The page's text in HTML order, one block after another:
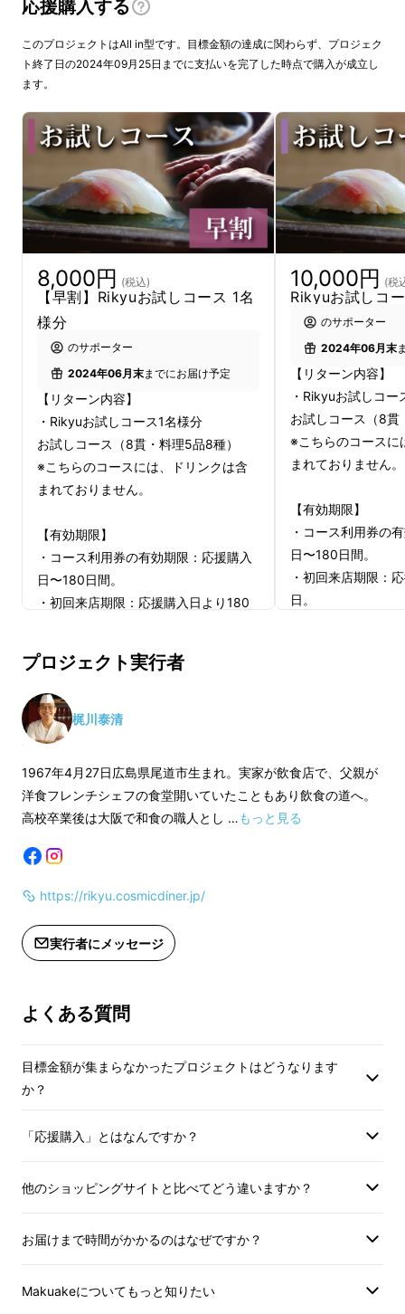
ブの特別コースを会員権付きでご用意 いたしま
40年料理人を務めてきた大将が、全国から旬
の鮮魚を厳選し、旨味を極限まで引き出した熟
成鮨は、初めての方はもちろん、四季で変わる
コース内容は毎回新鮮な気持ちで満足していた
だけると、常連のお客様にもご評判いただいて
おります。
完全予約制のコースのみとなっており、「他で
は食べられないお寿司の体験をしてほしい」と
いう大将の想いから、シャンパン・ワインにも
合う特別なコースに仕上げました。
熟成鮨を堪能するならこちらのコース！
一般価格12,000円→早割10,000円
Bコース 食べ比べコース（12貫・料理5品8
種）
鮮魚と熟成鮨の食べ比べを愉しむならこちらの
コース！
Aコース・Bコースでは、
き」もご用意しております。
8,000円
Rikyuをお得にお愉しみいただけるようお試し
応援購入する
このプロジェクトはAll in型です。目標金額の達成に関わらず、プロジェク
ト終了日の2024年09月25日までに支払いを完了した時点で購入が成立し
ます。
8,000円 (税込)
【早割】Rikyuお試しコース 1名
様分
のサポーター
2024年06月末までにお届け予定
【リターン内容】
・Rikyuお試しコース1名様分
お試しコース（8貫・料理5品8種）
※こちらのコースには、ドリンクは含
まれておりません。
【有効期限】
・コース利用券の有効期限：応援購入
日〜180日間。
・初回来店期限：応援購入日より180
【注意事項】
・コース利用券は、郵送での発送は致
しません。Makuakeメッセージ機能で
のご連絡になります。
ねます。
・コース利用券をご利用の際は事前に
予約をお願いいたします。当日来店さ
れてもお使いいただけません。
は、ご来店日から前営業日の12時以降
の消化）とさせていただきます。
・料金はサービス料税込価格での表示
・季節によりコース内容が一部変更と
適格請求書発行事業者登録番号：あ
記載のあるインボイスが必要な場合
直接お問合せください）
10,000円 (税
Rikyuお試しコ
のサポーター
2024年06月末
【リターン内容】
・Rikyuお試しコー
お試しコース（8
※こちらのコースに
まれておりません。
【有効期限】
・コース利用券の
日〜180日間。
・初回来店期限：
日。
・コース利用券を
予約をお願いいた
れてもお使いいた
り
は、Makuakeメッ
プロジェクト実行者
梶川泰清
1967年4月27日広島県尾道市生まれ。実家が飲食店で、父親が
洋食フレンチシェフの食堂開いていたこともあり飲食の道へ。
高校卒業後は大阪で和食の職人とし …もっと見る
https://rikyu.cosmicdiner.jp/
実行者にメッセージ
よくある質問
目標金額が集まらなかったプロジェクトはどうなります
か？
「応援購入」とはなんですか？
他のショッピングサイトと比べてどう違いますか？
お届けまで時間がかかるのはなぜですか？
Makuakeについてもっと知りたい